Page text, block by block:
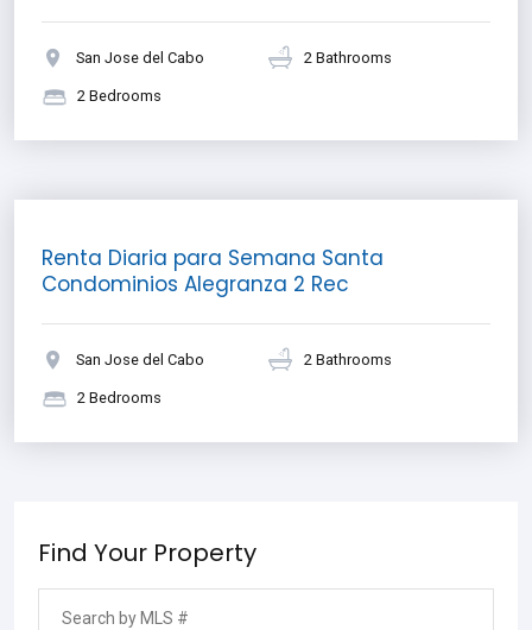
San Jose del Cabo 2 Bathrooms
2 Bedrooms
$ 292.00 USD
Renta Diaria para Semana Santa
Condominios Alegranza 2 Rec
San Jose del Cabo 2 Bathrooms
2 Bedrooms
Find Your Property